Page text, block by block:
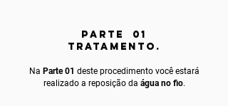
PARTE 01
TRATAMENTO.
Na Parte 01 deste procedimento você estará
realizado a reposição da água no fio.